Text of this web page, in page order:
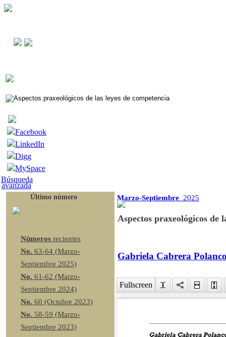
Facebook
LinkedIn
Digg
MySpace
Búsqueda
avanzada
Último número
Números recientes
No. 63-64 (Marzo-
Septiembre 2025)
No. 61-62 (Marzo-
Septiembre 2024)
No. 60 (Octubre 2023)
No. 58-59 (Marzo-
Septiembre 2023)
Marzo-Septiembre 2025
Aspectos praxeológicos de
Gabriela Cabrera
Fullscreen